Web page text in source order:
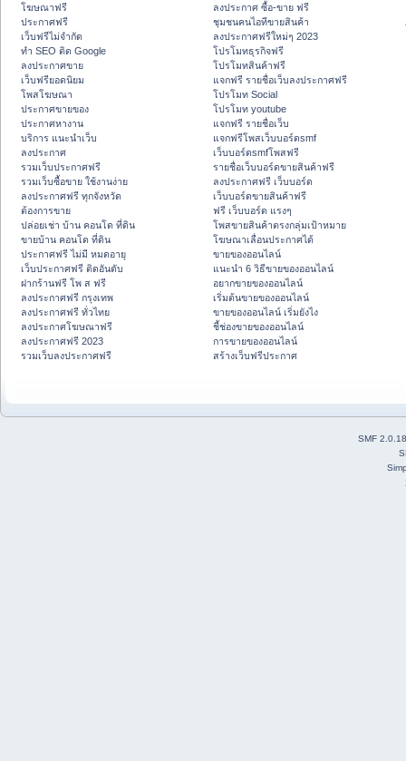
โฆษณาฟรี
ประกาศฟรี
เว็บฟรีไม่จำกัด
ทำ SEO ติด Google
ลงประกาศขาย
เว็บฟรียอดนิยม
โพสโฆษณา
ประกาศขายของ
ประกาศหางาน
บริการ แนะนำเว็บ
ลงประกาศ
รวมเว็บประกาศฟรี
รวมเว็บซื้อขาย ใช้งานง่าย
ลงประกาศฟรี ทุกจังหวัด
ต้องการขาย
ปล่อยเช่า บ้าน คอนโด ที่ดิน
ขายบ้าน คอนโด ที่ดิน
ประกาศฟรี ไม่มี หมดอายุ
เว็บประกาศฟรี ติดอันดับ
ฝากร้านฟรี โพ ส ฟรี
ลงประกาศฟรี กรุงเทพ
ลงประกาศฟรี ทั่วไทย
ลงประกาศโฆษณาฟรี
ลงประกาศฟรี 2023
รวมเว็บลงประกาศฟรี
ลงประกาศ ซื้อ-ขาย ฟรี
ชุมชนคนไอทีขายสินค้า
ลงประกาศฟรีใหม่ๆ 2023
โปรโมทธุรกิจฟรี
โปรโมทสินค้าฟรี
แจกฟรี รายชื่อเว็บลงประกาศฟรี
โปรโมท Social
โปรโมท youtube
แจกฟรี รายชื่อเว็บ
แจกฟรีโพสเว็บบอร์ดsmf
เว็บบอร์ดsmfโพสฟรี
รายชื่อเว็บบอร์ดขายสินค้าฟรี
ลงประกาศฟรี เว็บบอร์ด
เว็บบอร์ดขายสินค้าฟรี
ฟรี เว็บบอร์ด แรงๆ
โพสขายสินค้าตรงกลุ่มเป้าหมาย
โฆษณาเลื่อนประกาศได้
ขายของออนไลน์
แนะนำ 6 วิธีขายของออนไลน์
อยากขายของออนไลน์
เริ่มต้นขายของออนไลน์
ขายของออนไลน์ เริ่มยังไง
ชี้ช่องขายของออนไลน์
การขายของออนไลน์
สร้างเว็บฟรีประกาศ
SMF 2.0.18